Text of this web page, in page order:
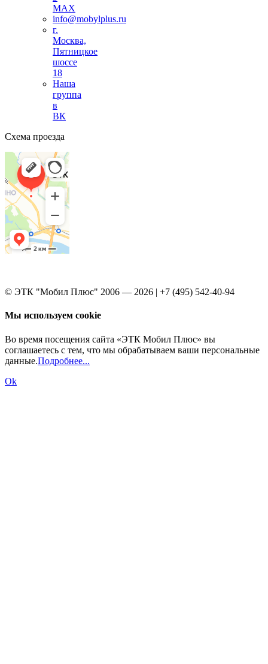
MAX
info@mobylplus.ru
г.
Москва,
Пятницкое
шоссе
18
Наша
группа
в
ВК
Схема проезда
© ЭТК "Мобил Плюс" 2006 — 2026 | +7 (495) 542-40-94
Мы используем cookie
Во время посещения сайта «ЭТК Мобил Плюс» вы
соглашаетесь с тем, что мы обрабатываем ваши персональные
данные.Подробнее...
Ok